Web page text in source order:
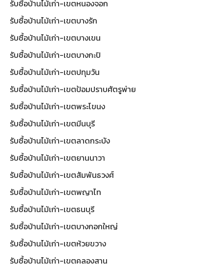
รับซื้อบ้านไม้เก่า-เขตหนองจอก
รับซื้อบ้านไม้เก่า-เขตบางรัก
รับซื้อบ้านไม้เก่า-เขตบางเขน
รับซื้อบ้านไม้เก่า-เขตบางกะปิ
รับซื้อบ้านไม้เก่า-เขตปทุมวัน
รับซื้อบ้านไม้เก่า-เขตป้อมปราบศัตรูพ่าย
รับซื้อบ้านไม้เก่า-เขตพระโขนง
รับซื้อบ้านไม้เก่า-เขตมีนบุรี
รับซื้อบ้านไม้เก่า-เขตลาดกระบัง
รับซื้อบ้านไม้เก่า-เขตยานนาวา
รับซื้อบ้านไม้เก่า-เขตสัมพันธวงศ์
รับซื้อบ้านไม้เก่า-เขตพญาไท
รับซื้อบ้านไม้เก่า-เขตธนบุรี
รับซื้อบ้านไม้เก่า-เขตบางกอกใหญ่
รับซื้อบ้านไม้เก่า-เขตห้วยขวาง
รับซื้อบ้านไม้เก่า-เขตคลองสาน